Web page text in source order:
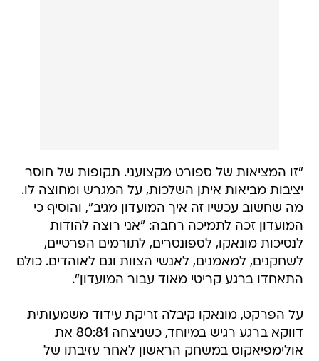
"זו המציאות של ספורט מקצועני. תקופות של חוסר
יציבות מביאות איתן השלכות, על המגרש ומחוצה לו.
מה שחשוב עכשיו זה איך המועדון מגיב", והוסיף כי
המועדון זכה לתמיכה רחבה: "אני רוצה להודות
לנסיכות מונאקו, לספונסרים, לתורמים הפרטיים,
לשחקנים, למאמנים, לאנשי הצוות וגם לאוהדים. כולם
התאחדו ברגע קריטי מאוד עבור המועדון".
על הפרקט, מונאקו קיבלה זריקת עידוד משמעותית
דווקא ברגע רגיש במיוחד, כשניצחה 80:81 את
אולימפיאקוס במשחק הראשון לאחר עזיבתו של